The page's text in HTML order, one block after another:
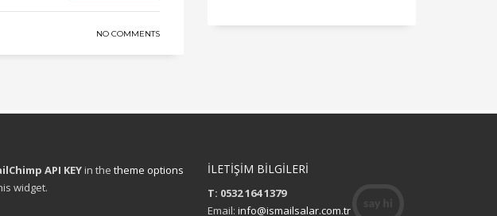
NO COMMENTS
API KEYin the theme options
widget.
İLETİŞİM BİLGİLERİ
T: 0532 164 1379
Email: info@ismailsalar.com.tr